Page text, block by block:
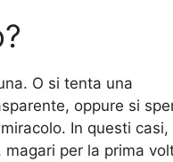
O si tenta una
oppure si
In questi casi,
per la prima